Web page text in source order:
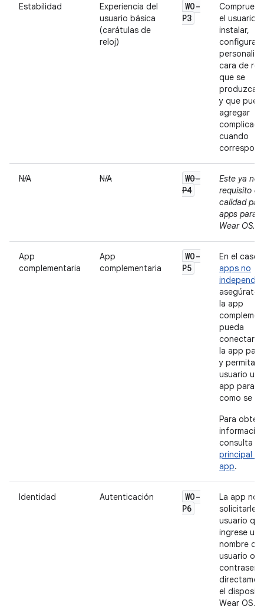
Estabilidad
Experiencia del
usuario básica
(carátulas de
reloj)
WO-
P3
el usuario
instalar,
configurar
cara de
que se
produzcan
y que
agregar
cuando
N/A N/A
WO-
P4
Este ya no
requisito de
calidad
apps para
Wear OS.
App
complementaria
App
complementaria
WO-
P5
En el caso
apps no
asegúrate
la app
pueda
la app
y permita
usuario
app para
como se
Para
consulta
principal
app.
Identidad Autenticación
WO-
P6
La app no
solicitarle
usuario que
ingrese un
nombre de
usuario o
contraseña
el
Wear OS.